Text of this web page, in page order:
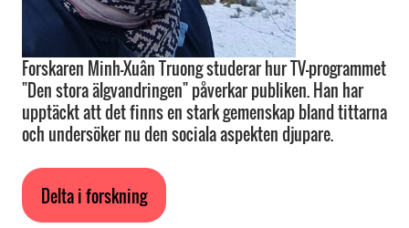
Forskaren Minh-Xuân Truong studerar hur TV-programmet
"Den stora älgvandringen" påverkar publiken. Han har
upptäckt att det finns en stark gemenskap bland tittarna
och undersöker nu den sociala aspekten djupare.
Delta i forskning